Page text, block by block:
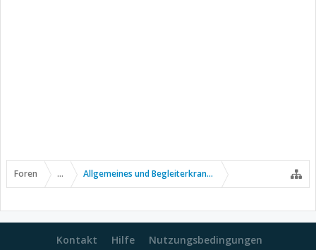
Foren ... Allgemeines und Begleiterkrankungen
Kontakt Hilfe Nutzungsbedingungen